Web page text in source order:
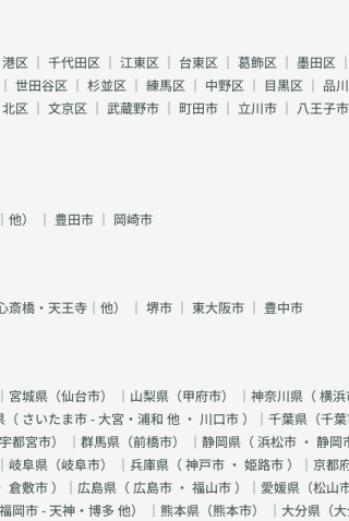
港区 ｜ 千代田区 ｜ 江東区 ｜ 台東区 ｜ 葛飾区 ｜ 墨田区 ｜
｜ 世田谷区 ｜ 杉並区 ｜ 練馬区 ｜ 中野区 ｜ 目黒区 ｜ 品
北区 ｜ 文京区 ｜ 武蔵野市 ｜ 町田市 ｜ 立川市 ｜ 八王子市
） ｜ 豊田市 ｜ 岡崎市
橋・天王寺｜他） ｜ 堺市 ｜ 東大阪市 ｜ 豊中市
宮城県（仙台市） ｜山梨県（甲府市） ｜神奈川県（横浜
（ さいたま市 - 大宮・浦和 他 ・ 川口市）｜千葉県（千
宇都宮市） ｜群馬県（前橋市） ｜静岡県（浜松市 ・ 静岡
岐阜県（岐阜市） ｜兵庫県（神戸市 ・ 姫路市）｜京都
倉敷市）｜広島県（ 広島市 ・ 福山市）｜愛媛県（松山
福岡市 - 天神・博多 他） ｜熊本県（熊本市） ｜大分県（